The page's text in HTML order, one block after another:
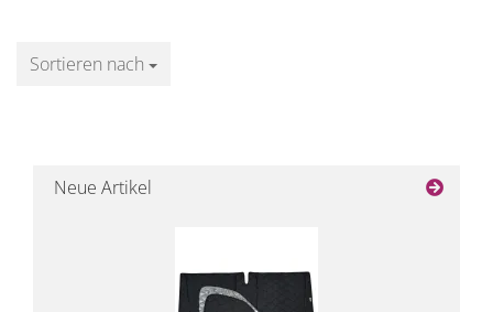
Sortieren nach
Sortieren nach
Neue Artikel